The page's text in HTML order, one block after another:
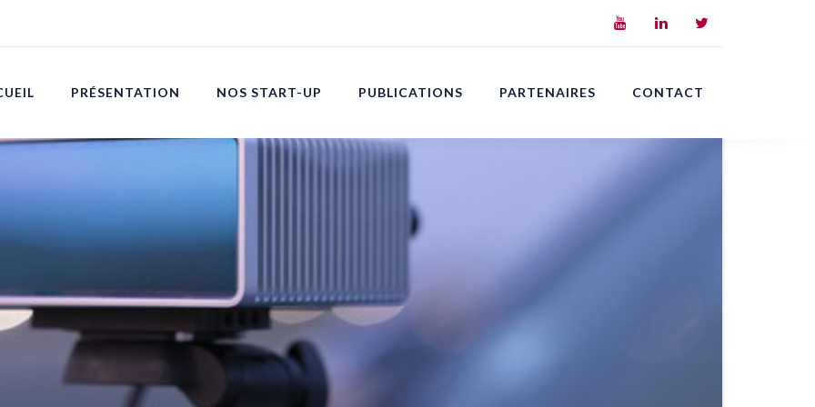
PRÉSENTATION NOS START-UP PUBLICATIONS PARTENAIRES CONTACT